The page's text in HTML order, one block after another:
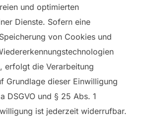
und optimierten
Dienste. Sofern eine
von Cookies und
erfolgt die Verarbeitung
Grundlage dieser Einwilligung
DSGVO und § 25 Abs. 1
ist jederzeit widerrufbar.